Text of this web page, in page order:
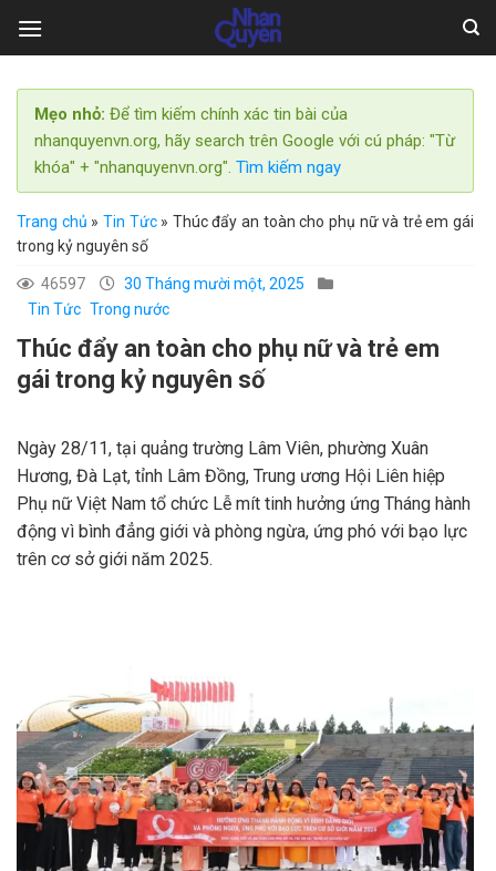
Mẹo nhỏ: Để tìm kiếm chính xác tin bài của
nhanquyenvn.org, hãy search trên Google với cú pháp: "Từ
khóa" + "nhanquyenvn.org". Tìm kiếm ngay
Trang chủ » Tin Tức» Thúc đẩy an toàn cho phụ nữ và trẻ em gái
trong kỷ nguyên số
46597
30 Tháng mười một, 2025
Tin Tức Trong nước
Thúc đẩy an toàn cho phụ nữ và trẻ em
gái trong kỷ nguyên số
Ngày 28/11, tại quảng trường Lâm Viên, phường Xuân
Hương, Đà Lạt, tỉnh Lâm Đồng, Trung ương Hội Liên hiệp
Phụ nữ Việt Nam tổ chức Lễ mít tinh hưởng ứng Tháng hành
động vì bình đẳng giới và phòng ngừa, ứng phó với bạo lực
trên cơ sở giới năm 2025.